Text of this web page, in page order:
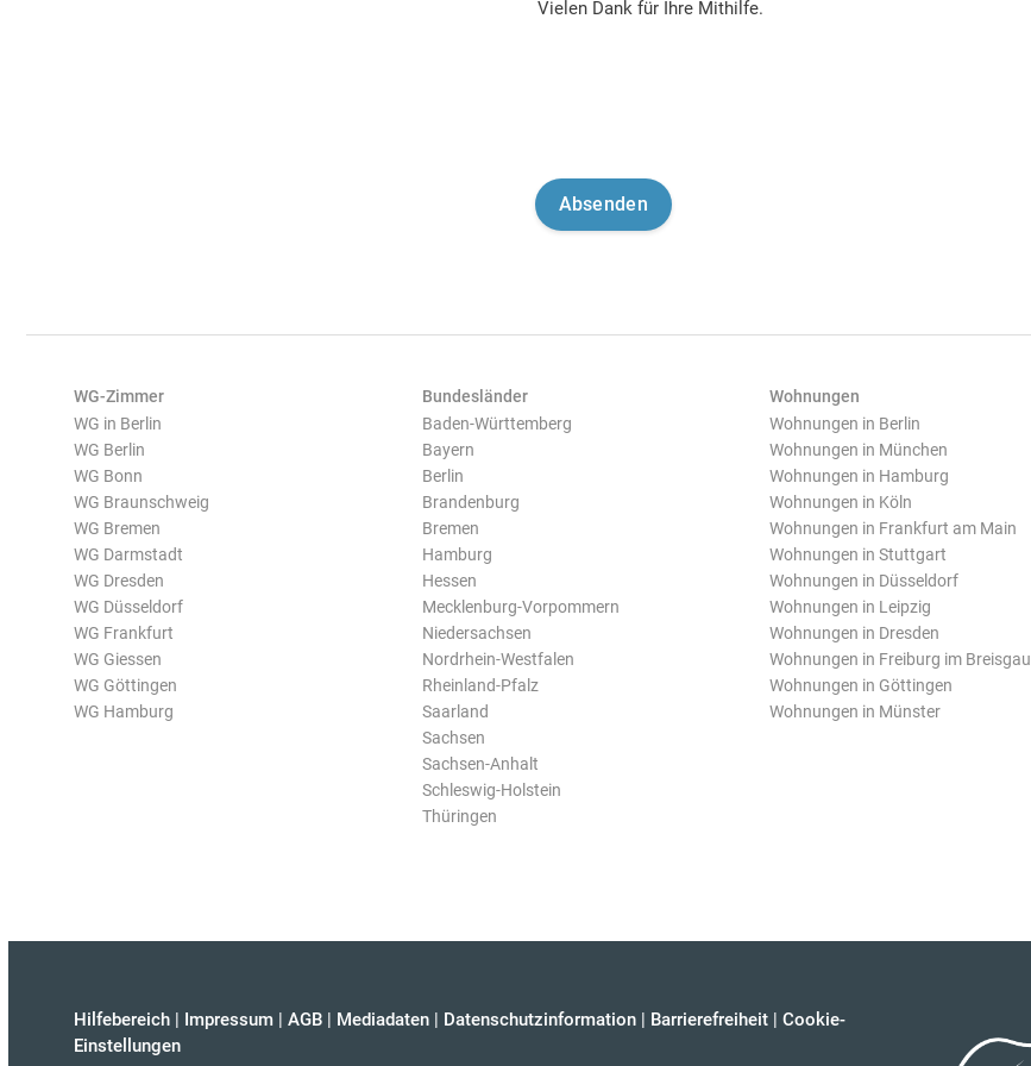
Vielen Dank für Ihre Mithilfe.
WG-Zimmer
WG in Berlin
WG Berlin
WG Bonn
WG Braunschweig
WG Bremen
WG Darmstadt
WG Dresden
WG Düsseldorf
WG Frankfurt
WG Giessen
WG Göttingen
WG Hamburg
Bundesländer
Baden-Württemberg
Bayern
Berlin
Brandenburg
Bremen
Hamburg
Hessen
Mecklenburg-Vorpommern
Niedersachsen
Nordrhein-Westfalen
Rheinland-Pfalz
Saarland
Sachsen
Sachsen-Anhalt
Schleswig-Holstein
Thüringen
Wohnungen
Wohnungen in Berlin
Wohnungen in München
Wohnungen in Hamburg
Wohnungen in Köln
Wohnungen in Frankfurt am Main
Wohnungen in Stuttgart
Wohnungen in Düsseldorf
Wohnungen in Leipzig
Wohnungen in Dresden
Wohnungen in Freiburg im Breisgau
Wohnungen in Göttingen
Wohnungen in Münster
Hilfebereich | Impressum | AGB | Mediadaten | Datenschutzinformation | Barrierefreiheit | Cookie-
Einstellungen